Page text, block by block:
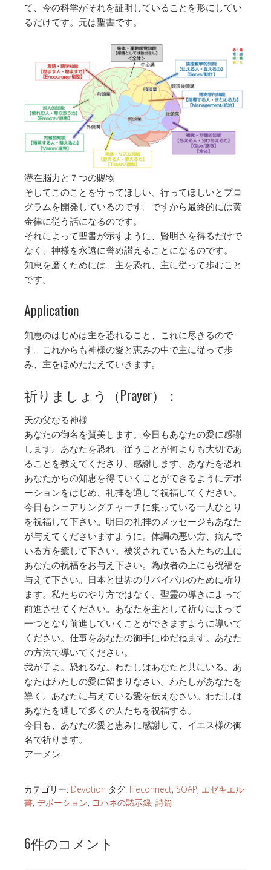
て、今の科学がそれを証明していることを形にしてい
るだけです。元は聖書です。
潜在脳力と７つの賜物
そしてこのことを守ってほしい、行ってほしいとプロ
グラムを開発しているのです。ですから最終的には黄
金律に従う話になるのです。
それによって聖書が示すように、賢明さを得るだけで
なく、神様を永遠に誉め讃えることになるのです。
知恵を磨くためには、主を恐れ、主に従って歩むこと
です。
Application
知恵のはじめは主を恐れること、これに尽きるので
す。これからも神様の愛と恵みの中で主に従って歩
み、主をほめたたえていきます。
祈りましょう（Prayer）：
天の父なる神様
あなたの御名を賛美します。今日もあなたの愛に感謝
します。あなたを恐れ、従うことが何よりも大切であ
ることを教えてくださり、感謝します。あなたを恐れ
あなたからの知恵を得ていくことができるようにデボ
ーションをはじめ、礼拝を通して祝福してください。
今日もシェアリングチャーチに集っている一人ひとり
を祝福して下さい。明日の礼拝のメッセージもあなた
が与えてくださいますように。体調の悪い方、病んで
いる方を癒して下さい。被災されている人たちの上に
あなたの祝福をお与え下さい。為政者の上にも祝福を
与えて下さい。日本と世界のリバイバルのために祈り
ます。私たちのやり方ではなく、聖霊の導きによって
前進させてください。あなたを主として祈りによって
一つとなり前進していくことができますように導いて
ください。仕事をあなたの御手にゆだねます。あなた
の方法で導いてください。
我が子よ。恐れるな。わたしはあなたと共にいる。あ
なたはわたしの愛に留まりなさい。わたしがあなたを
導く。あなたに与えている愛を伝えなさい。わたしは
あなたを通して多くの人たちを祝福する。
今日も、あなたの愛と恵みに感謝して、イエス様の御
名で祈ります。
アーメン
カテゴリー: Devotion タグ: lifeconnect, SOAP, エゼキエル
書, デボーション, ヨハネの黙示録, 詩篇
6件のコメント